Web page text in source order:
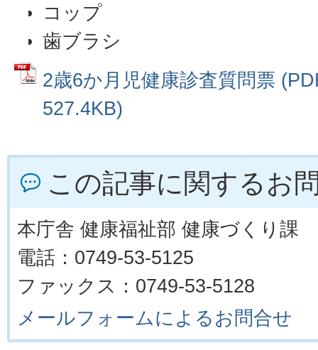
コップ
歯ブラシ
2歳6か月児健康診査質問票
527.4KB)
この記事に関するお
本庁舎 健康福祉部 健康づくり課
電話：0749-53-5125
ファックス：0749-53-5128
メールフォームによるお問合せ